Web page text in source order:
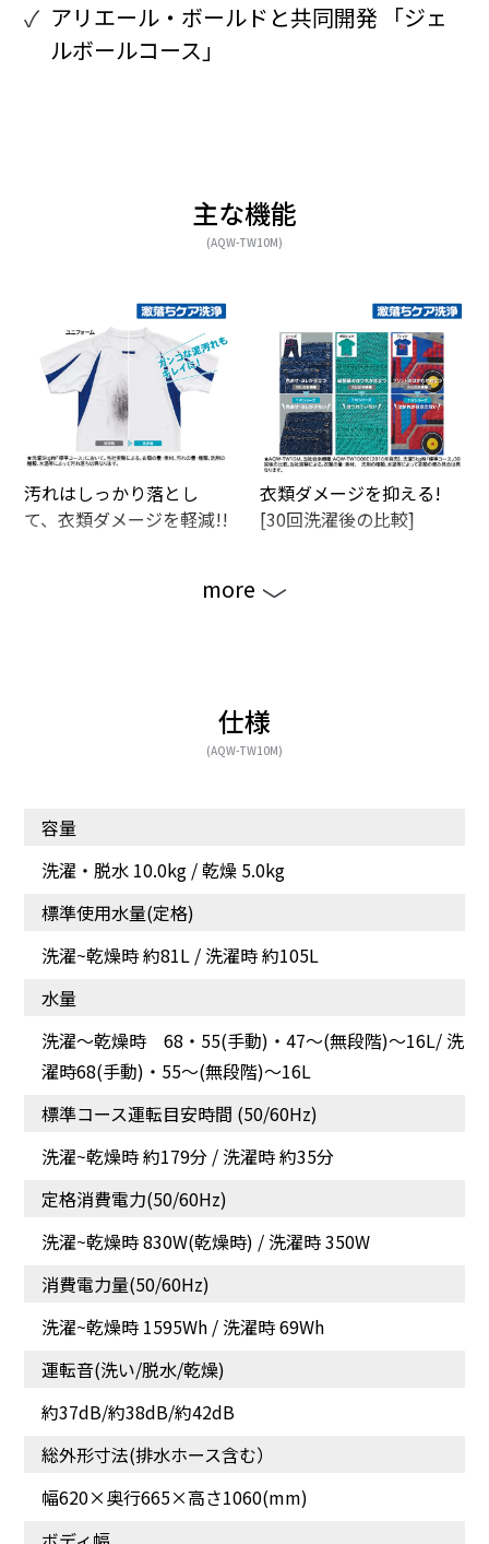
アリエール・ボールドと共同開発 「ジェ
ルボールコース」
主な機能
(AQW-TW10M)
汚れはしっかり落とし
て、衣類ダメージを軽減!!
衣類ダメージを抑える!
[30回洗濯後の比較]
高濃度の洗剤液を繊維の
奥へ[高濃度クリーン浸透]
しっかり落とす[W反転水
流]
遠心力とシャワーで念入
りに仕上げる[スパイラル
シャワー]
きり
[多彩な洗浄コース]
洗濯物の取り出しがラク
more
仕様
(AQW-TW10M)
容量
洗濯・脱水 10.0kg / 乾燥 5.0kg
標準使用水量(定格)
洗濯~乾燥時 約81L / 洗濯時 約105L
水量
洗濯〜乾燥時 68・55(手動)・47～(無段階)～16L/ 洗
濯時68(手動)・55～(無段階)～16L
標準コース運転目安時間 (50/60Hz)
洗濯~乾燥時 約179分 / 洗濯時 約35分
定格消費電力(50/60Hz)
洗濯~乾燥時 830W(乾燥時) / 洗濯時 350W
消費電力量(50/60Hz)
洗濯~乾燥時 1595Wh / 洗濯時 69Wh
運転音(洗い/脱水/乾燥)
約37dB/約38dB/約42dB
総外形寸法(排水ホース含む）
幅620×奥行665×高さ1060(mm)